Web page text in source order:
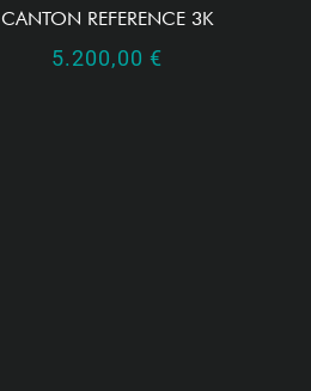
CANTON REFERENCE 3K
5.200,00 €